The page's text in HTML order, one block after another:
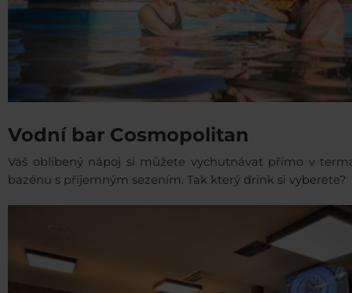
Vodní bar Cosmopolitan
Váš oblíbený nápoj si můžete vychutnávat přímo v
bazénu s příjemným sezením. Tak který drink si vyberete?